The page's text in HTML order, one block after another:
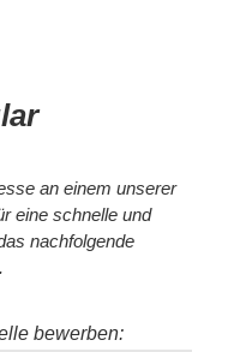
an einem unserer
eine schnelle und
nachfolgende
bewerben: